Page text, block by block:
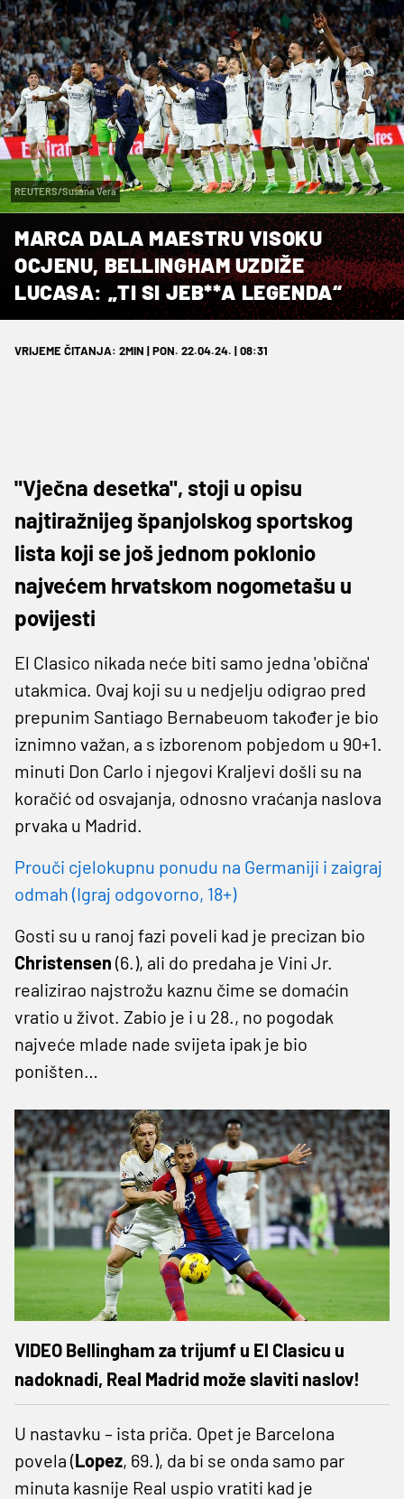
REUTERS/Susana Vera
MARCA DALA MAESTRU VISOKU
OCJENU, BELLINGHAM UZDIŽE
LUCASA: „TI SI JEB**A LEGENDA“
VRIJEME ČITANJA: 2MIN | PON. 22.04.24. | 08:31
"Vječna desetka", stoji u opisu
najtiražnijeg španjolskog sportskog
lista koji se još jednom poklonio
najvećem hrvatskom nogometašu u
povijesti
El Clasico nikada neće biti samo jedna 'obična'
utakmica. Ovaj koji su u nedjelju odigrao pred
prepunim Santiago Bernabeuom također je bio
iznimno važan, a s izborenom pobjedom u 90+1.
minuti Don Carlo i njegovi Kraljevi došli su na
koračić od osvajanja, odnosno vraćanja naslova
prvaka u Madrid.
Prouči cjelokupnu ponudu na Germaniji i zaigraj
odmah (Igraj odgovorno, 18+)
Gosti su u ranoj fazi poveli kad je precizan bio
Christensen (6.), ali do predaha je Vini Jr.
realizirao najstrožu kaznu čime se domaćin
vratio u život. Zabio je i u 28., no pogodak
najveće mlade nade svijeta ipak je bio
poništen…
VIDEO Bellingham za trijumf u El Clasicu u
nadoknadi, Real Madrid može slaviti naslov!
U nastavku – ista priča. Opet je Barcelona
povela (Lopez, 69.), da bi se onda samo par
minuta kasnije Real uspio vratiti kad je